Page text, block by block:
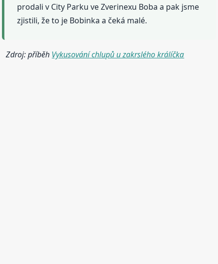
prodali v City Parku ve Zverinexu Boba a pak jsme
zjistili, že to je Bobinka a čeká malé.
Zdroj: příběh Vykusování chlupů u zakrslého králíčka